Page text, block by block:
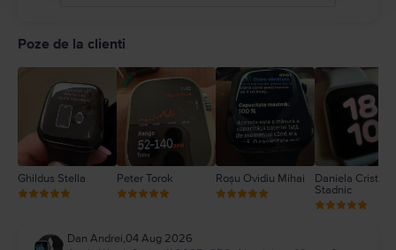
1
Poze de la clienti
Ghildus Stella Peter Torok Roșu Ovidiu Mihai
Daniela Cristina
Stadnic
Dan Andrei,04 Aug 2026